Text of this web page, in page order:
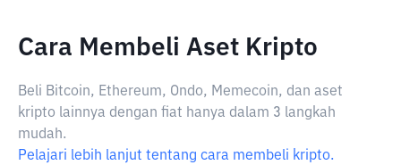
Cara Membeli Aset Kripto
Beli Bitcoin, Ethereum, Ondo, Memecoin, dan aset
kripto lainnya dengan fiat hanya dalam 3 langkah
mudah.
Pelajari lebih lanjut tentang cara membeli kripto.